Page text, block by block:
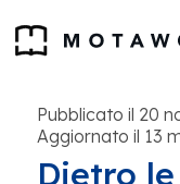
Pubblicato il 20
Aggiornato il 13
Dietro